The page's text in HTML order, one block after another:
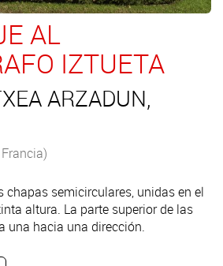
AL
IZTUETA
ARZADUN,
chapas semicirculares, unidas en el
altura. La parte superior de las
una hacia una dirección.